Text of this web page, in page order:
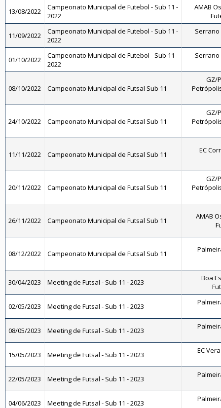
13/08/2022
Campeonato Municipal de Futebol - Sub 11 -
2022
AMAB
11/09/2022
Campeonato Municipal de Futebol - Sub 11 -
2022
Serrano
01/10/2022
Campeonato Municipal de Futebol - Sub 11 -
2022
Serrano
08/10/2022 Campeonato Municipal de Futsal Sub 11
GZ/
24/10/2022 Campeonato Municipal de Futsal Sub 11
GZ/
11/11/2022 Campeonato Municipal de Futsal Sub 11 EC
20/11/2022 Campeonato Municipal de Futsal Sub 11
GZ/
26/11/2022 Campeonato Municipal de Futsal Sub 11
AMAB
08/12/2022 Campeonato Municipal de Futsal Sub 11
30/04/2023 Meeting de Futsal - Sub 11 - 2023
Boa
02/05/2023 Meeting de Futsal - Sub 11 - 2023
08/05/2023 Meeting de Futsal - Sub 11 - 2023
15/05/2023 Meeting de Futsal - Sub 11 - 2023 EC
22/05/2023 Meeting de Futsal - Sub 11 - 2023
04/06/2023 Meeting de Futsal - Sub 11 - 2023